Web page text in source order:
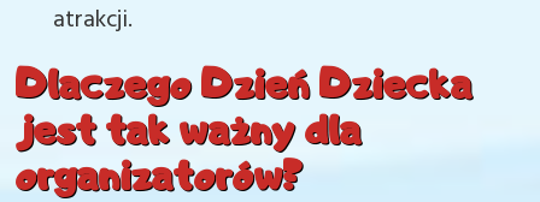
atrakcji.
Dlaczego Dzień Dziecka
jest tak ważny dla
organizatorów?